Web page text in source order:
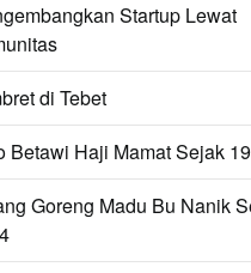
Startup Lewat
di Tebet
Betawi Haji Mamat Sejak
Goreng Madu Bu Nanik